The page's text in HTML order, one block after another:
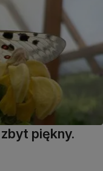
zbyt piękny.